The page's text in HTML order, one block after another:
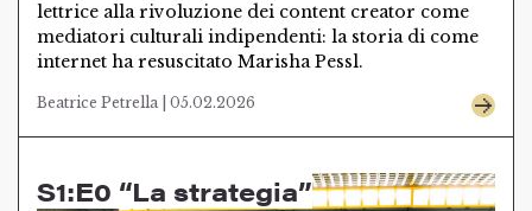
lettrice alla rivoluzione dei content creator come
mediatori culturali indipendenti: la storia di come
internet ha resuscitato Marisha Pessl.
Beatrice Petrella | 05.02.2026
S1:E0 “La strategia”